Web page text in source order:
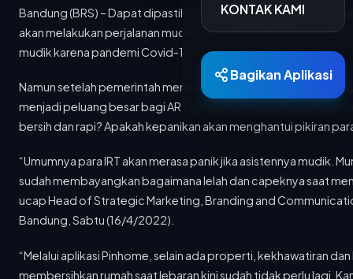
KONTAK KAMI
Bagikan Aplikasi
15 MAR 2026
Dinas Perhubungan (Dishub) Kota Bandung
menyiapkan 701 personel untuk mengamankan...
15 MAR 2026
PTDI Salurkan 880 Paket Sembako Lewat TJSL Ramadan
Bandung (BRS) – Dapat dipastikan pada Lebaran tahun ini,
akan melakukan perjalanan mudik. Apalagi sudah dua tahun
mudik karena pandemi Covid-19.
Namun setelah pemerintah membuka peluang
menjadi peluang besar bagi ART untuk mudik. Lalu bagaimana
bersih dan rapi? Apakah kepanikan akan menghantui pikiran
“Umumnya para IRT akan merasa panik jika asistennya mudik.
sudah membayangkan bagaimana lelah dan capeknya saat
ucap Head of Strategic Marketing, Branding and
Bandung, Sabtu (16/4/2022).
“Melalui aplikasi Pinhome, selain ada properti, kekhawatiran
membersihkan rumah saat lebaran kini sudah tidak perlu lagi.